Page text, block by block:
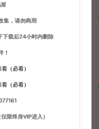
集，请勿商用
下载后24小时内删除
！
（必看）
（必看）
限终身VIP进入）